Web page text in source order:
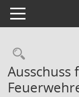
Toggle navigation
Ausschuss